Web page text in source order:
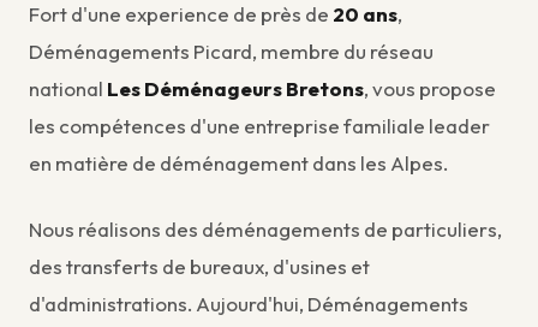
Fort d'une experience de près de 20 ans,
Déménagements Picard, membre du réseau
national Les Déménageurs Bretons, vous propose
les compétences d'une entreprise familiale leader
en matière de déménagement dans les Alpes.
Nous réalisons des déménagements de particuliers,
des transferts de bureaux, d'usines et
d'administrations. Aujourd'hui, Déménagements